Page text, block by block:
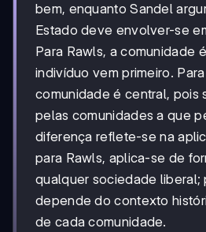
bem, enquanto Sandel
Estado deve envolver-se
Para Rawls, a comunidade
indivíduo vem primeiro.
comunidade é central, pois
pelas comunidades a que
diferença reflete-se na
para Rawls, aplica-se de
qualquer sociedade liberal;
depende do contexto
de cada comunidade.